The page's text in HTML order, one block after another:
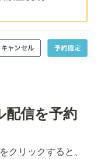
配信を予約
クリックすると、